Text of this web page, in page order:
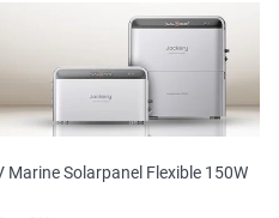
Marine Solarpanel Flexible 150W